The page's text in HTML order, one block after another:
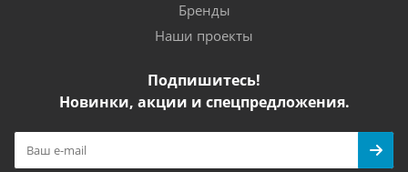
Бренды
Наши проекты
Подпишитесь!
Новинки, акции и спецпредложения.